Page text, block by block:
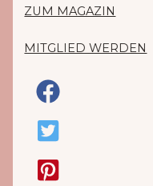
ZUM MAGAZIN
MITGLIED WERDEN